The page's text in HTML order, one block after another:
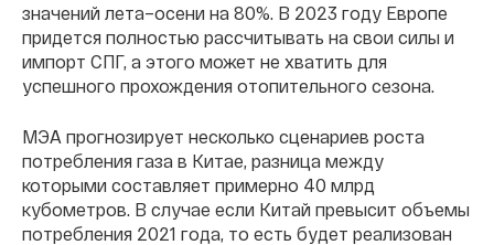
значений лета–осени на 80%. В 2023 году Европе
придется полностью рассчитывать на свои силы и
импорт СПГ, а этого может не хватить для
успешного прохождения отопительного сезона.
МЭА прогнозирует несколько сценариев роста
потребления газа в Китае, разница между
которыми составляет примерно 40 млрд
кубометров. В случае если Китай превысит объемы
потребления 2021 года, то есть будет реализован